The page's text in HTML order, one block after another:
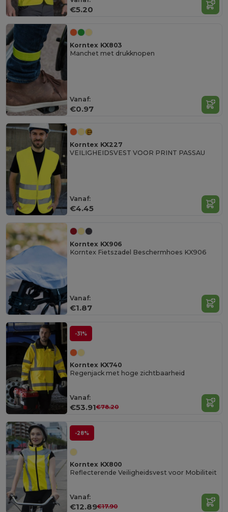
€5.20
Korntex KX803
Manchet met drukknopen
Vanaf:
€0.97
Korntex KX227
VEILIGHEIDSVEST VOOR PRINT PASSAU
Vanaf:
€4.45
Korntex KX906
Korntex Fietszadel Beschermhoes KX906
Vanaf:
€1.87
-31%
Korntex KX740
Regenjack met hoge zichtbaarheid
Vanaf:
€53.91€78.20
-28%
Korntex KX800
Reflecterende Veiligheidsvest voor Mobiliteit
Vanaf:
€12.89€17.90